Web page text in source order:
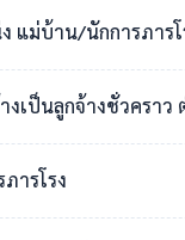
แม่บ้าน/นักการภารโ
วคราว ตำแหน่งแม่บ้าน /
ารโรง